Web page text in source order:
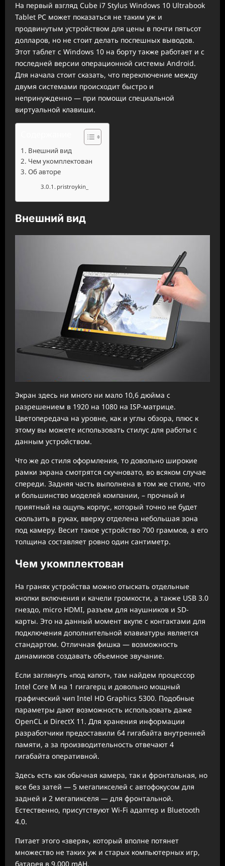
На первый взгляд Cube i7 Stylus Windows 10 Ultrabook
Tablet PC может показаться не таким уж и
продвинутым устройством для цены в почти пятьсот
долларов, но не стоит делать поспешных выводов.
Этот таблет с Windows 10 на борту также работает и с
последней версии операционной системы Android.
Для начала стоит сказать, что переключение между
двумя системами происходит быстро и
непринужденно — при помощи специальной
виртуальной клавиши.
Внешний вид
Чем укомплектован
Об авторе
pristroykin_
Внешний вид
Экран здесь ни много ни мало 10,6 дюйма с
разрешением в 1920 на 1080 на ISP-матрице.
Цветопередача на уровне, как и углы обзора, плюс к
этому вы можете использовать стилус для работы с
данным устройством.
Что же до стиля оформления, то довольно широкие
рамки экрана смотрятся скучновато, во всяком случае
спереди. Задняя часть выполнена в том же стиле, что
и большинство моделей компании, – прочный и
приятный на ощупь корпус, который точно не будет
скользить в руках, вверху отделена небольшая зона
под камеру. Весит такое устройство 700 граммов, а его
толщина составляет ровно один сантиметр.
Чем укомплектован
На гранях устройства можно отыскать отдельные
кнопки включения и качели громкости, а также USB 3.0
гнездо, micro HDMI, разъем для наушников и SD-
карты. Это на данный момент вкупе с контактами для
подключения дополнительной клавиатуры является
стандартом. Отличная фишка — возможность
динамиков создавать объемное звучание.
Если заглянуть «под капот», там найдем процессор
Intel Core M на 1 гигагерц и довольно мощный
графический чип Intel HD Graphics 5300. Подобные
параметры дают возможность использовать даже
OpenCL и DirectX 11. Для хранения информации
разработчики предоставили 64 гигабайта внутренней
памяти, а за производительность отвечают 4
гигабайта оперативной.
Здесь есть как обычная камера, так и фронтальная, но
все без затей — 5 мегапикселей с автофокусом для
задней и 2 мегапикселя — для фронтальной.
Естественно, присутствуют Wi-Fi адаптер и Bluetooth
4.0.
Питает этого «зверя», который вполне потянет
множество не таких уж и старых компьютерных игр,
батарея в 9,000 mAH.